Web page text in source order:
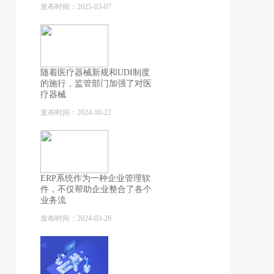
发布时间：2025-03-07
随着医疗器械新规和UDI制度
的施行，监管部门加强了对医
疗器械
发布时间：2024-10-22
ERP系统作为一种企业管理软
件，不仅帮助企业整合了各个
业务流
发布时间：2024-03-28